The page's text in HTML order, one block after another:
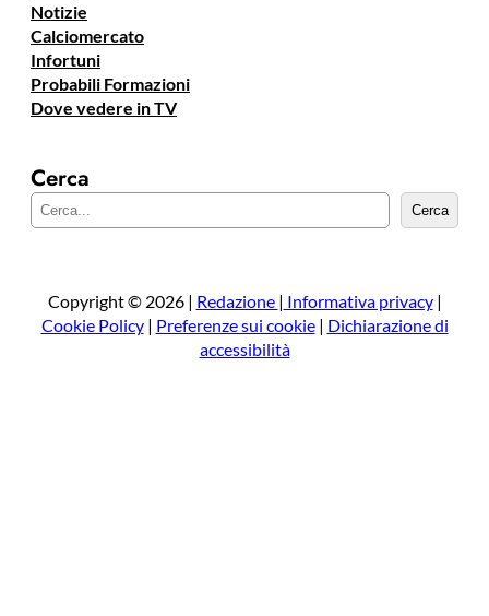
Notizie
Calciomercato
Infortuni
Probabili Formazioni
Dove vedere in TV
Cerca
e
a
Cerca
Copyright © 2026 | Redazione | Informativa privacy|
Cookie Policy| Preferenze sui cookie| Dichiarazione di
accessibilità